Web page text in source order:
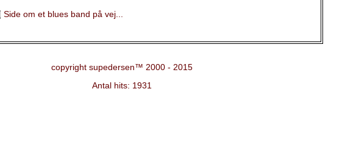
Side om et blues band på vej...
copyright supedersen™ 2000 - 2015
Antal hits: 1931